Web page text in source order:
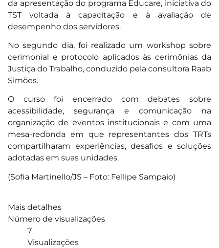
da apresentação do programa Educare, iniciativa do
TST voltada à capacitação e à avaliação de
desempenho dos servidores.
No segundo dia, foi realizado um workshop sobre
cerimonial e protocolo aplicados às cerimônias da
Justiça do Trabalho, conduzido pela consultora Raab
Simões.
O curso foi encerrado com debates sobre
acessibilidade, segurança e comunicação na
organização de eventos institucionais e com uma
mesa-redonda em que representantes dos TRTs
compartilharam experiências, desafios e soluções
adotadas em suas unidades.
(Sofia Martinello/JS – Foto: Fellipe Sampaio)
Mais detalhes
Número de visualizações
7
Visualizações